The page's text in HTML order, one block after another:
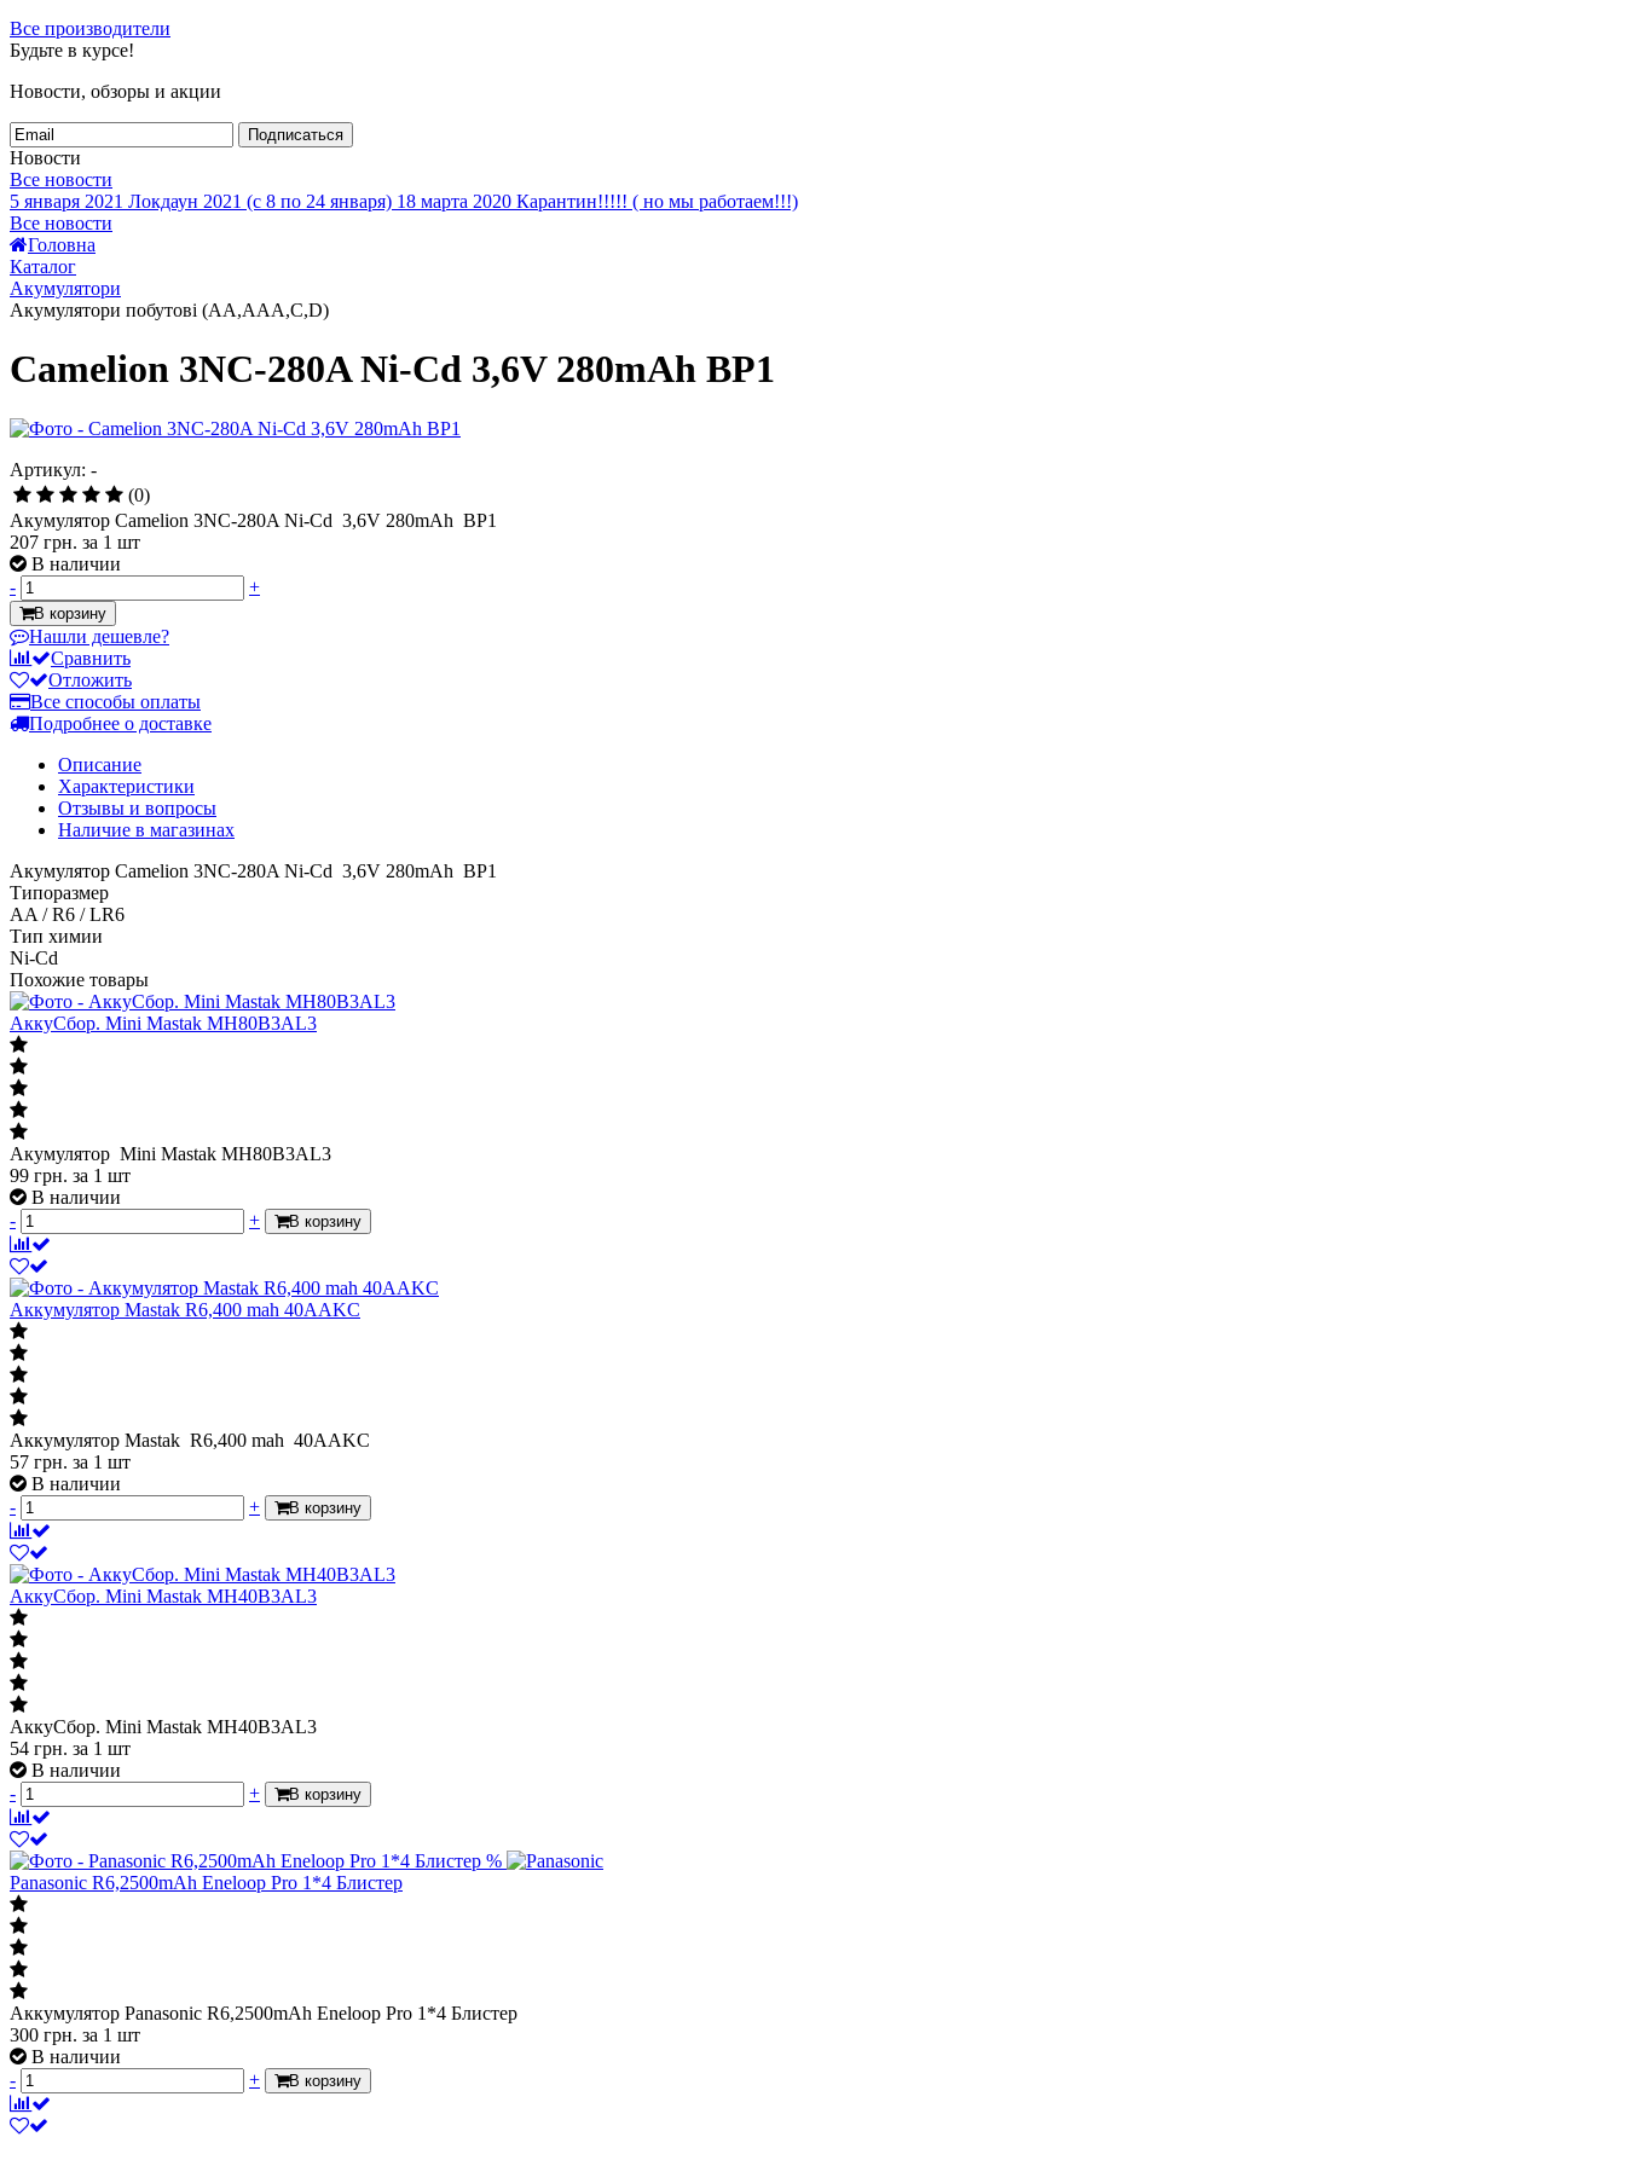
Все производители
Будьте в курсе!
Новости, обзоры и акции
Подписаться
Новости
Все новости
5 января 2021 Локдаун 2021 (с 8 по 24 января) 18 марта 2020 Карантин!!!!! ( но мы работаем!!!)
Все новости
Головна
Каталог
Акумулятори
Акумулятори побутові (AA,AAA,C,D)
Camelion 3NC-280A Ni-Cd 3,6V 280mAh BP1
Артикул: -
(0)
Акумулятор Camelion 3NC-280A Ni-Cd 3,6V 280mAh BP1
207 грн. за 1 шт
В наличии
-
+
В корзину
Нашли дешевле?
Сравнить
Отложить
Все способы оплаты
Подробнее о доставке
Описание
Характеристики
Отзывы и вопросы
Наличие в магазинах
Акумулятор Camelion 3NC-280A Ni-Cd 3,6V 280mAh BP1
Типоразмер
AA / R6 / LR6
Тип химии
Ni-Cd
Похожие товары
АккуСбор. Mini Mastak MH80B3AL3
Акумулятор Mini Mastak MH80B3AL3
99 грн. за 1 шт
В наличии
-
+ В корзину
Аккумулятор Mastak R6,400 mah 40AAKC
Аккумулятор Mastak R6,400 mah 40AAKC
57 грн. за 1 шт
В наличии
-
+ В корзину
АккуСбор. Mini Mastak MH40B3AL3
АккуСбор. Mini Mastak MH40B3AL3
54 грн. за 1 шт
В наличии
-
+ В корзину
%
Panasonic R6,2500mAh Eneloop Pro 1*4 Блистер
Аккумулятор Panasonic R6,2500mAh Eneloop Pro 1*4 Блистер
300 грн. за 1 шт
В наличии
-
+ В корзину